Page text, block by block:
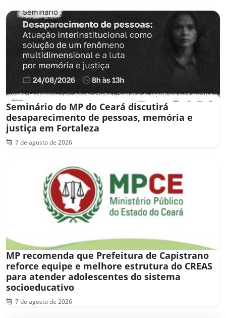
Seminário do MP do Ceará discutirá
desaparecimento de pessoas, memória e
justiça em Fortaleza
7 de agosto de 2026
MP recomenda que Prefeitura de Capistrano
reforce equipe e melhore estrutura do CREAS
para atender adolescentes do sistema
socioeducativo
7 de agosto de 2026